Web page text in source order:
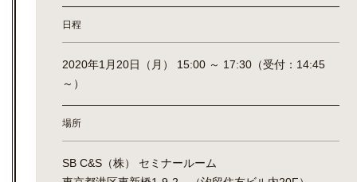
日程
2020年1月20日（月） 15:00 ～ 17:30（受付：14:45
～）
場所
SB C&S（株） セミナールーム